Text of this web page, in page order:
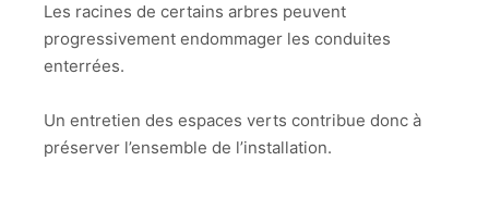
Les racines de certains arbres peuvent
progressivement endommager les conduites
enterrées.
Un entretien des espaces verts contribue donc à
préserver l’ensemble de l’installation.